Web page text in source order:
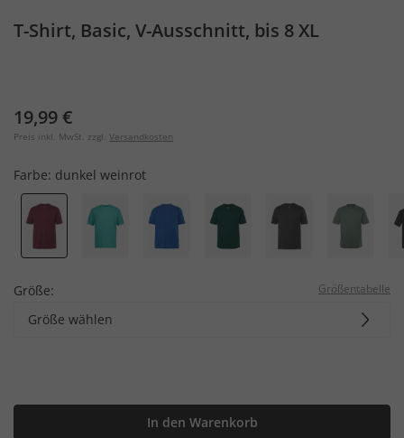
T-Shirt, Basic, V-Ausschnitt, bis 8 XL
19,99 €
Preis inkl. MwSt. zzgl. Versandkosten
Farbe: dunkel weinrot
Größe: Größentabelle
Größe wählen
In den Warenkorb